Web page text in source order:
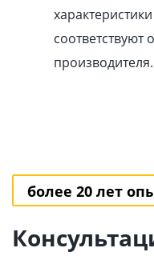
соответствуют
производителя.
более 20 лет